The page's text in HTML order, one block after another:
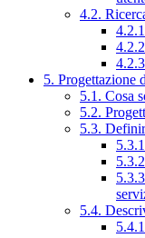
4.2.
5. Progettazione
5.1. Cosa
5.2.
5.3.
5.4.